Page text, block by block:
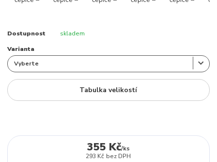
Dostupnost skladem
Varianta
Tabulka velikostí
355 Kč/ks
293 Kč bez DPH